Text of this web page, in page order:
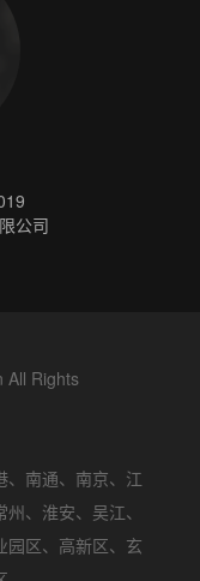
公司
All Rights
、 南通、 南京、 江
州、 淮安、 吴江、
园区、 高新区、 玄